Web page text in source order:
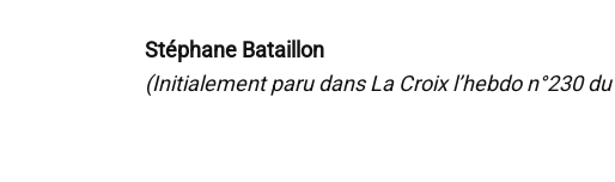
Stéphane Bataillon
(Initialement paru dans La Croix l’hebdo n°230